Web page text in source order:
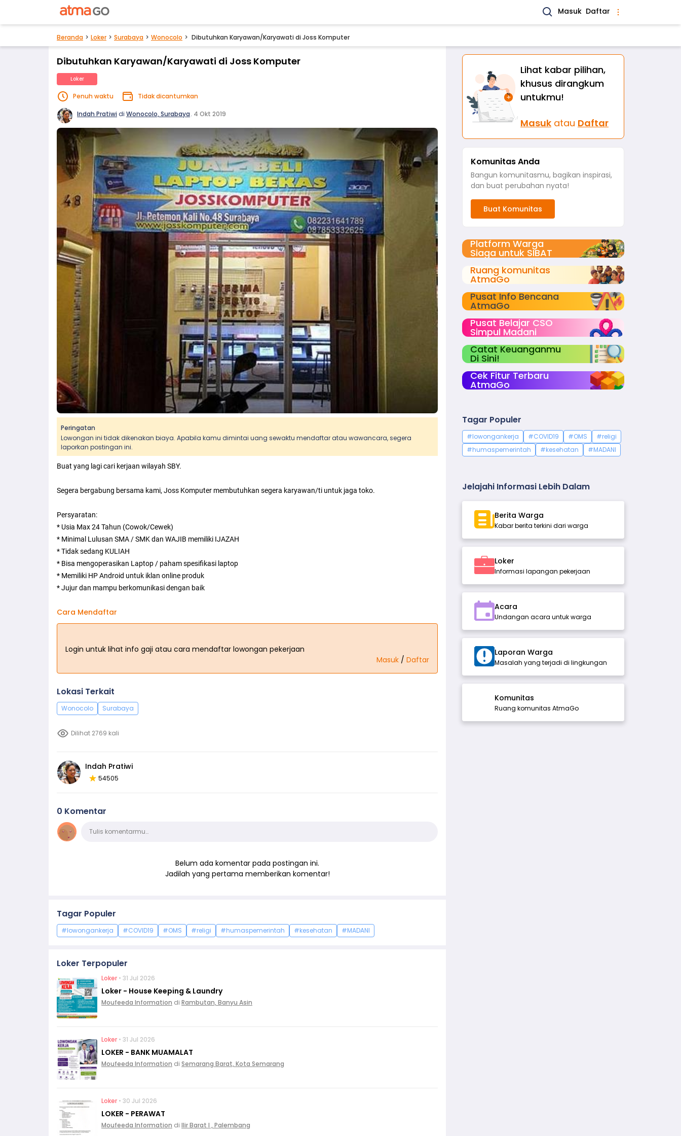
Masuk Daftar
Beranda Loker Surabaya Wonocolo Dibutuhkan Karyawan/Karyawati di Joss Komputer
Dibutuhkan Karyawan/Karyawati di Joss Komputer
Loker
Penuh waktu Tidak dicantumkan
Indah Pratiwidi Wonocolo, Surabaya. 4 Okt 2019
Peringatan
Lowongan ini tidak dikenakan biaya. Apabila kamu dimintai uang sewaktu mendaftar atau wawancara, segera
laporkan postingan ini.
Buat yang lagi cari kerjaan wilayah SBY.
Segera bergabung bersama kami, Joss Komputer membutuhkan segera karyawan/ti untuk jaga toko.
Persyaratan:
* Usia Max 24 Tahun (Cowok/Cewek)
* Minimal Lulusan SMA / SMK dan WAJIB memiliki IJAZAH
* Tidak sedang KULIAH
* Bisa mengoperasikan Laptop / paham spesifikasi laptop
* Memiliki HP Android untuk iklan online produk
* Jujur dan mampu berkomunikasi dengan baik
Cara Mendaftar
Login untuk lihat info gaji atau cara mendaftar lowongan pekerjaan
Masuk / Daftar
Lokasi Terkait
Wonocolo Surabaya
Dilihat 2769 kali
Indah Pratiwi
54505
0 Komentar
KomentarTulis komentarmu…
Belum ada komentar pada postingan ini.
Jadilah yang pertama memberikan komentar!
Tagar Populer
#lowongankerja #COVID19 #OMS #religi #humaspemerintah #kesehatan #MADANI
Loker Terpopuler
Loker • 31 Jul 2026
Loker - House Keeping & Laundry
Moufeeda Information di Rambutan, Banyu Asin
Loker • 31 Jul 2026
LOKER - BANK MUAMALAT
Moufeeda Information di Semarang Barat, Kota Semarang
Loker • 30 Jul 2026
LOKER - PERAWAT
Moufeeda Information di Ilir Barat I , Palembang
Lihat kabar pilihan,
khusus dirangkum
untukmu!
Masuk atau Daftar
Komunitas Anda
Bangun komunitasmu, bagikan inspirasi,
dan buat perubahan nyata!
Buat Komunitas
Platform Warga
Siaga untuk SIBAT
Ruang komunitas
AtmaGo
Pusat Info Bencana
AtmaGo
Pusat Belajar CSO
Simpul Madani
Catat Keuanganmu
Di Sini!
Cek Fitur Terbaru
AtmaGo
Tagar Populer
#lowongankerja #COVID19 #OMS
#religi
#humaspemerintah
#kesehatan #MADANI
Jelajahi Informasi Lebih Dalam
Berita Warga
Kabar berita terkini dari warga
Loker
Informasi lapangan pekerjaan
Acara
Undangan acara untuk warga
Laporan Warga
Masalah yang terjadi di lingkungan
Komunitas
Ruang komunitas AtmaGo